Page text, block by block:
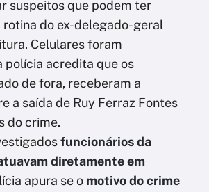
suspeitos que podem ter
rotina do ex-delegado-geral
Celulares foram
polícia acredita que os
de fora, receberam a
a saída de Ruy Ferraz Fontes
do crime.
funcionários da
diretamente em
apura se o motivo do crime